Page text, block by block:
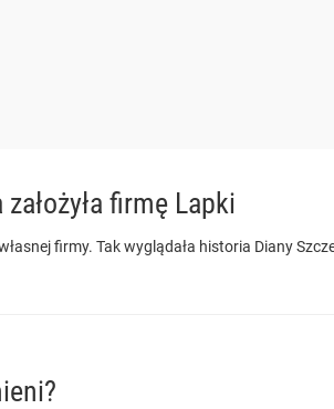
firmę Lapki
firmy. Tak wyglądała historia Diany